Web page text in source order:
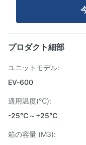
プロダクト細部
ユニットモデル:
EV-600
適用温度(℃):
-25℃～+25℃
箱の容量 (M3):